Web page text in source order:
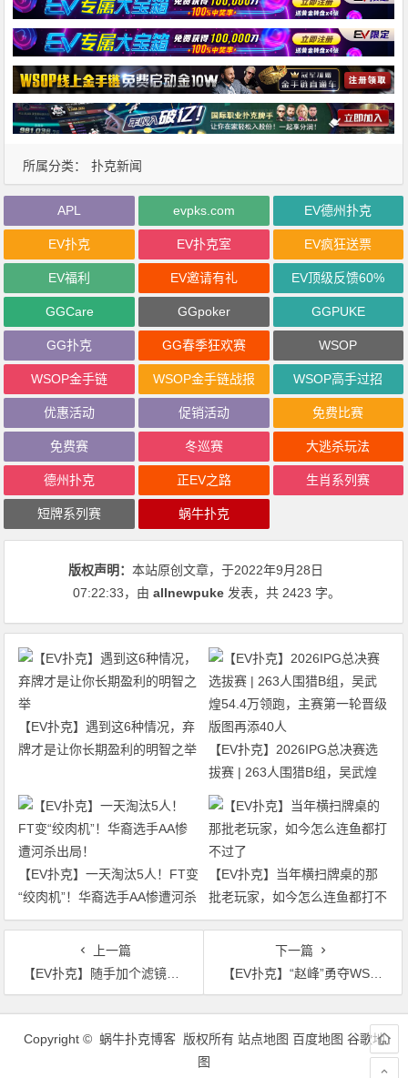
所属分类： 扑克新闻
APL evpks.com EV德州扑克
EV扑克 EV扑克室 EV疯狂送票
EV福利 EV邀请有礼 EV顶级反馈60%
GGCare GGpoker GGPUKE
GG扑克 GG春季狂欢赛 WSOP
WSOP金手链 WSOP金手链战报 WSOP高手过招
优惠活动 促销活动 免费比赛
免费赛 冬巡赛 大逃杀玩法
德州扑克 正EV之路 生肖系列赛
短牌系列赛 蜗牛扑克
版权声明：本站原创文章，于2022年9月28日
07:22:33，由allnewpuke 发表，共 2423 字。
【EV扑克】遇到这6种情况，弃
牌才是让你长期盈利的明智之举
【EV扑克】2026IPG总决赛选
拔赛 | 263人围猎B组，吴武煌
54.4万领跑，主赛第一轮晋级版
【EV扑克】一天淘汰5人！FT变
“绞肉机”！华裔选手AA惨遭河杀
出局！
【EV扑克】当年横扫牌桌的那
批老玩家，如今怎么连鱼都打不
过了
上一篇
【EV扑克】随手加个滤镜，他人摄影作品瞬间变成自己的NFT，转手卖个2万刀
下一篇
【EV扑克】“赵峰”勇夺WSOP主赛事第三，本届最高奖励！万人追梦赛ｘiPhone14免费送～走起
文
Copyright © 蜗牛扑克博客 版权所有 站点地图 百度地图 谷歌地
图